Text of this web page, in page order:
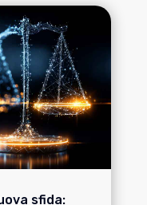
sfida: